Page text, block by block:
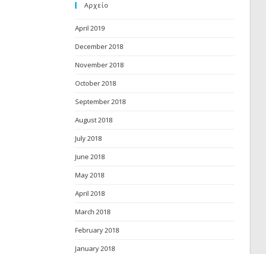
Αρχείο
April 2019
December 2018
November 2018
October 2018
September 2018
August 2018
July 2018
June 2018
May 2018
April 2018
March 2018
February 2018
January 2018